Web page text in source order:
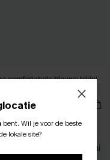
comfortabele blauwe bikini
€
】2 met 10% korting
bent. Wil je voor de beste
lokale site?